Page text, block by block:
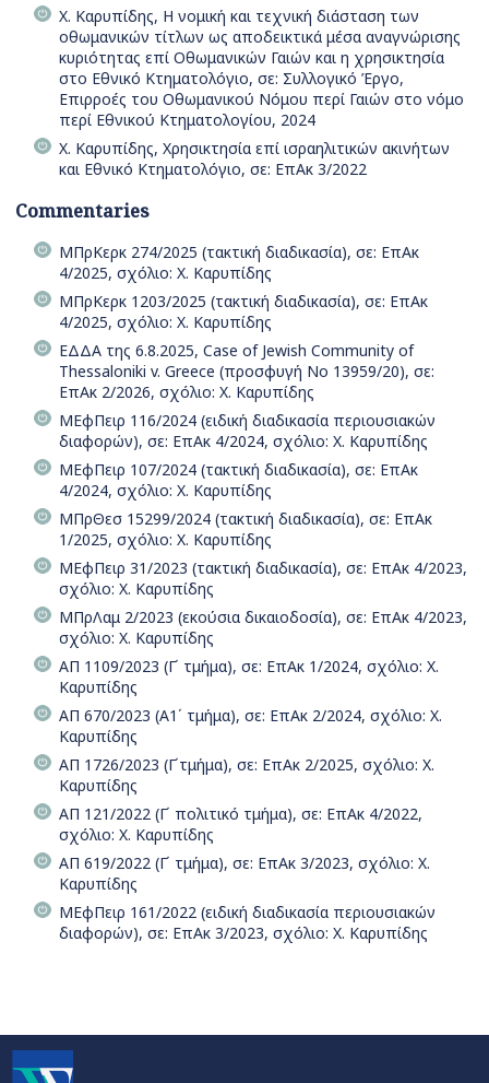
Χ. Καρυπίδης, Η νομική και τεχνική διάσταση των
οθωμανικών τίτλων ως αποδεικτικά μέσα αναγνώρισης
κυριότητας επί Οθωμανικών Γαιών και η χρησικτησία
στο Εθνικό Κτηματολόγιο, σε: Συλλογικό Έργο,
Επιρροές του Οθωμανικού Νόμου περί Γαιών στο νόμο
περί Εθνικού Κτηματολογίου, 2024
Χ. Καρυπίδης, Xρησικτησία επί ισραηλιτικών ακινήτων
και Εθνικό Κτηματολόγιο, σε: ΕπΑκ 3/2022
Commentaries
ΜΠρΚερκ 274/2025 (τακτική διαδικασία), σε: ΕπΑκ
4/2025, σχόλιο: Χ. Καρυπίδης
ΜΠρΚερκ 1203/2025 (τακτική διαδικασία), σε: ΕπΑκ
4/2025, σχόλιο: Χ. Καρυπίδης
ΕΔΔΑ της 6.8.2025, Case of Jewish Community of
Thessaloniki v. Greece (προσφυγή Νο 13959/20), σε:
ΕπΑκ 2/2026, σχόλιο: Χ. Καρυπίδης
ΜΕφΠειρ 116/2024 (ειδική διαδικασία περιουσιακών
διαφορών), σε: ΕπΑκ 4/2024, σχόλιο: Χ. Καρυπίδης
ΜΕφΠειρ 107/2024 (τακτική διαδικασία), σε: ΕπΑκ
4/2024, σχόλιο: Χ. Καρυπίδης
ΜΠρΘεσ 15299/2024 (τακτική διαδικασία), σε: ΕπΑκ
1/2025, σχόλιο: Χ. Καρυπίδης
ΜΕφΠειρ 31/2023 (τακτική διαδικασία), σε: ΕπΑκ 4/2023,
σχόλιο: Χ. Καρυπίδης
ΜΠρΛαμ 2/2023 (εκούσια δικαιοδοσία), σε: ΕπΑκ 4/2023,
σχόλιο: Χ. Καρυπίδης
ΑΠ 1109/2023 (Γ΄ τμήμα), σε: ΕπΑκ 1/2024, σχόλιο: Χ.
Καρυπίδης
ΑΠ 670/2023 (Α1΄ τμήμα), σε: ΕπΑκ 2/2024, σχόλιο: Χ.
Καρυπίδης
ΑΠ 1726/2023 (Γ΄τμήμα), σε: ΕπΑκ 2/2025, σχόλιο: Χ.
Καρυπίδης
ΑΠ 121/2022 (Γ΄ πολιτικό τμήμα), σε: ΕπΑκ 4/2022,
σχόλιο: Χ. Καρυπίδης
ΑΠ 619/2022 (Γ΄ τμήμα), σε: ΕπΑκ 3/2023, σχόλιο: Χ.
Καρυπίδης
ΜΕφΠειρ 161/2022 (ειδική διαδικασία περιουσιακών
διαφορών), σε: ΕπΑκ 3/2023, σχόλιο: Χ. Καρυπίδης